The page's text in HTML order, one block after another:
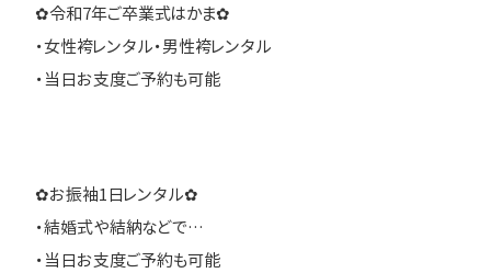
✿令和7年ご卒業式はかま✿
・女性袴レンタル・男性袴レンタル
・当日お支度ご予約も可能
✿お振袖1日レンタル✿
・結婚式や結納などで…
・当日お支度ご予約も可能